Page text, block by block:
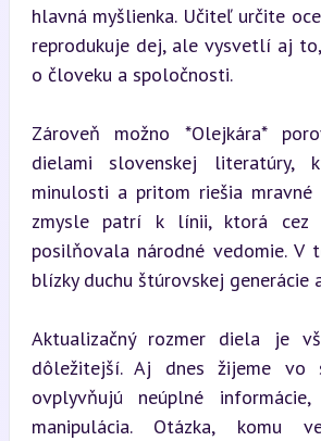
hlavná myšlienka. Učiteľ určite
reprodukuje dej, ale vysvetlí aj
o človeku a spoločnosti.
Zároveň možno *Olejkára*
dielami slovenskej literatúry,
minulosti a pritom riešia mravné
zmysle patrí k línii, ktorá cez
posilňovala národné vedomie. V
blízky duchu štúrovskej generácie
Aktualizačný rozmer diela je
dôležitejší. Aj dnes žijeme vo
ovplyvňujú neúplné
manipulácia. Otázka, komu